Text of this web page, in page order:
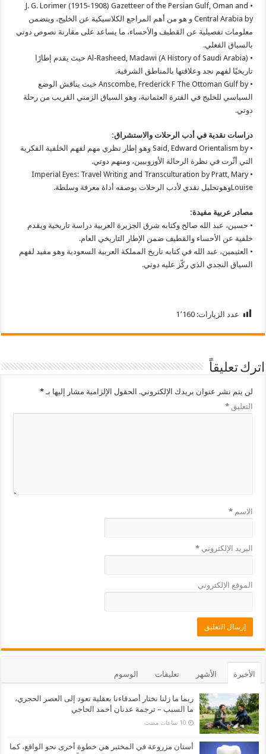
• J. G. Lorimer (1915-1908) Gazetteer of the Persian Gulf, Oman and
Central Arabia by و هو من أهم المراجع الكلاسيكية عن الخليج، ويتضمن
معلومات تفصيلية عن القطيف والأحساء، ما يساعد على مقارنة نصوص دوتي
بالسياق الفعلي.
• Al-Rasheed, Madawi (A History of Saudi Arabia) حيث يقدم إطارًا
تاريخيًا لفهم نجد وعلاقتها بالمناطق الشرقية.
• Anscombe, Frederick F The Ottoman Gulf by خيث يناقش الوضع
السياسي للخليج في الفترة العثمانية، وهو السياق الزمني القريب من رحلة
دوتي.
دراسات نقدية في أدب الرحلات والاستشراق:
• Said, Edward Orientalism by وهو إطار نظري مهم لفهم الخلفية الفكرية
التي أثّرت في نظرة الرحالة الأوروبيين، ومنهم دوتي.
• Imperial Eyes: Travel Writing and Transculturation by Pratt, Mary
Louiseوهوتحليل نقدي لأدب الرحلات بوصفه أداة معرفة وسلطة.
مصادر عربية مفيدة:
• حسين، عبد الله صالح وكتابه شرق الجزيرة العربية دراسة تاريخية ويقدم
خلفية عن الأحساء والقطيف ضمن الإطار التاريخي العام.
• العثيمين، عبد الله في كتابه تاريخ المملكة العربية السعودية وهو مفيد لفهم
السياق النجدي الذي ركّز عليه دوتي.
عدد الزيارات: 1٬160
اترك تعليقاً
لن يتم نشر عنوان بريدك الإلكتروني. الحقول الإلزامية مشار إليها بـ*
التعليق*
الاسم*
البريد الإلكتروني*
الموقع الإلكتروني
الأخيرة الأشهر تعليقات الوسوم
ربما ما زلنا نختار أصدقاءنا بعقلية تعود إلى العصر الحجري،
ما السبب – ترجمة عدنان أحمد الحاجي
أسنان مزروعة في المختبر هي خطوة أخرى نحو الواقع، كما